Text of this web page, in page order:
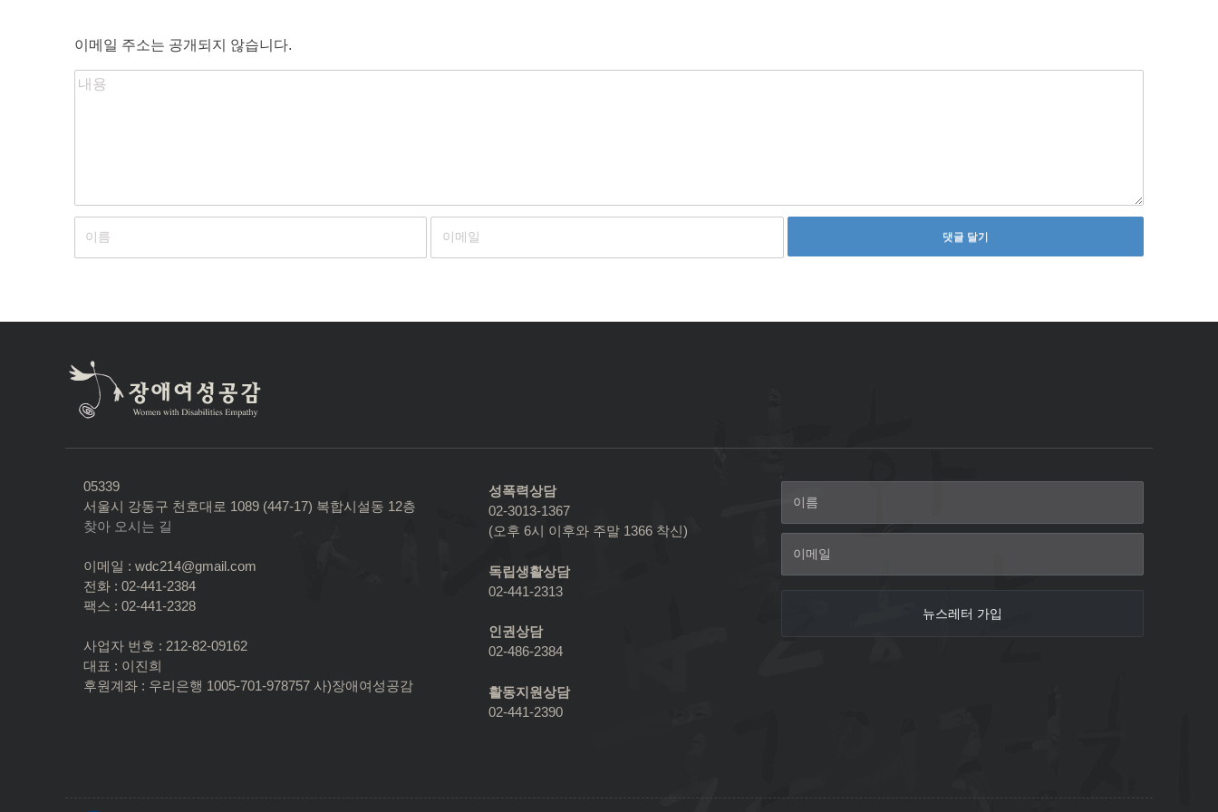
이메일 주소는 공개되지 않습니다.
05339
서울시 강동구 천호대로 1089 (447-17) 복합시설동 12층
찾아 오시는 길
이메일 : wdc214@gmail.com
전화 : 02-441-2384
팩스 : 02-441-2328
사업자 번호 : 212-82-09162
대표 : 이진희
후원계좌 : 우리은행 1005-701-978757 사)장애여성공감
성폭력상담
02-3013-1367
(오후 6시 이후와 주말 1366 착신)
독립생활상담
02-441-2313
인권상담
02-486-2384
활동지원상담
02-441-2390